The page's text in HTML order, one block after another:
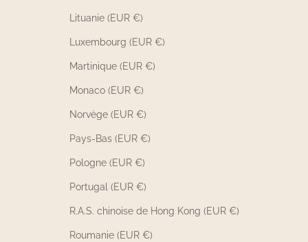
Lituanie (EUR €)
Luxembourg (EUR €)
Martinique (EUR €)
Monaco (EUR €)
Norvège (EUR €)
Pays-Bas (EUR €)
Pologne (EUR €)
Portugal (EUR €)
R.A.S. chinoise de Hong Kong (EUR €)
Roumanie (EUR €)